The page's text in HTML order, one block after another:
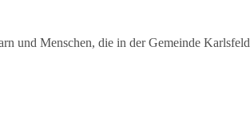
und Menschen, die in der Gemeinde